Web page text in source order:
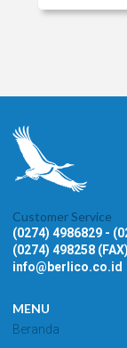
Customer Service
(0274) 4986829 -
(0274) 498258 (FAX)
info@berlico.co.id
MENU
Beranda